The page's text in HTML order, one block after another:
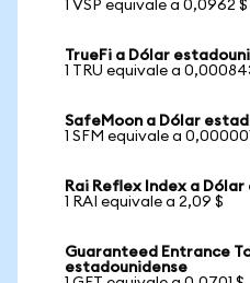
1 VSP equivale a 0,0962 $
TrueFi a Dólar
1 TRU equivale a
SafeMoon a Dólar
1 SFM equivale a
Rai Reflex Index a
1 RAI equivale a 2,09 $
Guaranteed Entrance
estadounidense